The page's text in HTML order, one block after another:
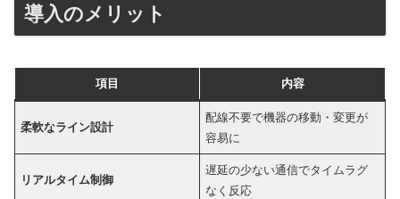
導入のメリット
項目 内容
柔軟なライン設計
配線不要で機器の移動・変更が
容易に
リアルタイム制御
遅延の少ない通信でタイムラグ
なく反応